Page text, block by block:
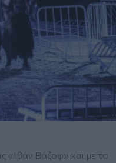
«Ιβάν Βάζοφ» και με το